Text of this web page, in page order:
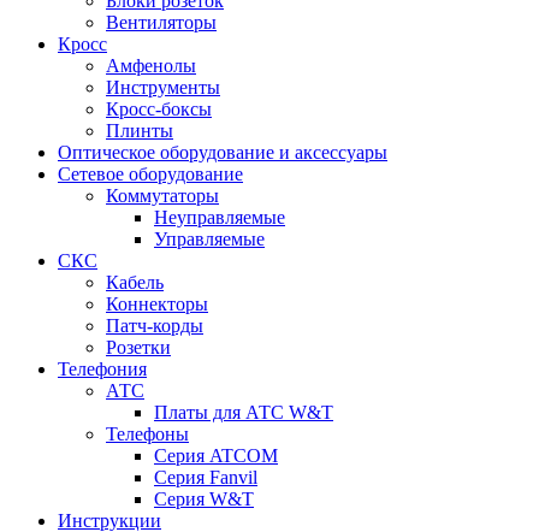
Вентиляторы
Кросс
Амфенолы
Инструменты
Кросс-боксы
Плинты
Оптическое оборудование и аксессуары
Сетевое оборудование
Коммутаторы
Неуправляемые
Управляемые
СКС
Кабель
Коннекторы
Патч-корды
Розетки
Телефония
АТС
Платы для АТС W&T
Телефоны
Серия ATCOM
Серия Fanvil
Серия W&T
Инструкции